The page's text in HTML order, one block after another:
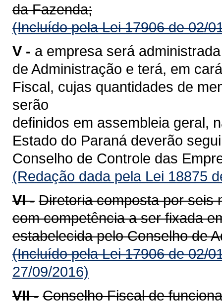
da Fazenda;
(Incluído pela Lei 17906 de 02/
V - a empresa será
de Administração e terá, em
Fiscal, cujas quantidades de
serão
definidos em assembleia geral,
Estado do Paraná deverão
Conselho de Controle das
(Redação dada pela Lei 18875
VI - Diretoria composta por seis
com competência a ser fixada
estabelecida pelo Conselho de
(Incluído pela Lei 17906 de 02/
27/09/2016)
VII - Conselho Fiscal de